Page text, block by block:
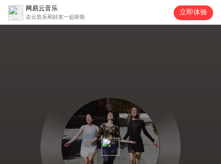
网易云音乐
去云音乐和好友一起听歌
立即体验